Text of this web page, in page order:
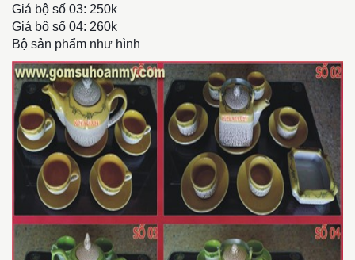
Giá bộ số 03: 250k
Giá bộ số 04: 260k
Bộ sản phẩm như hình